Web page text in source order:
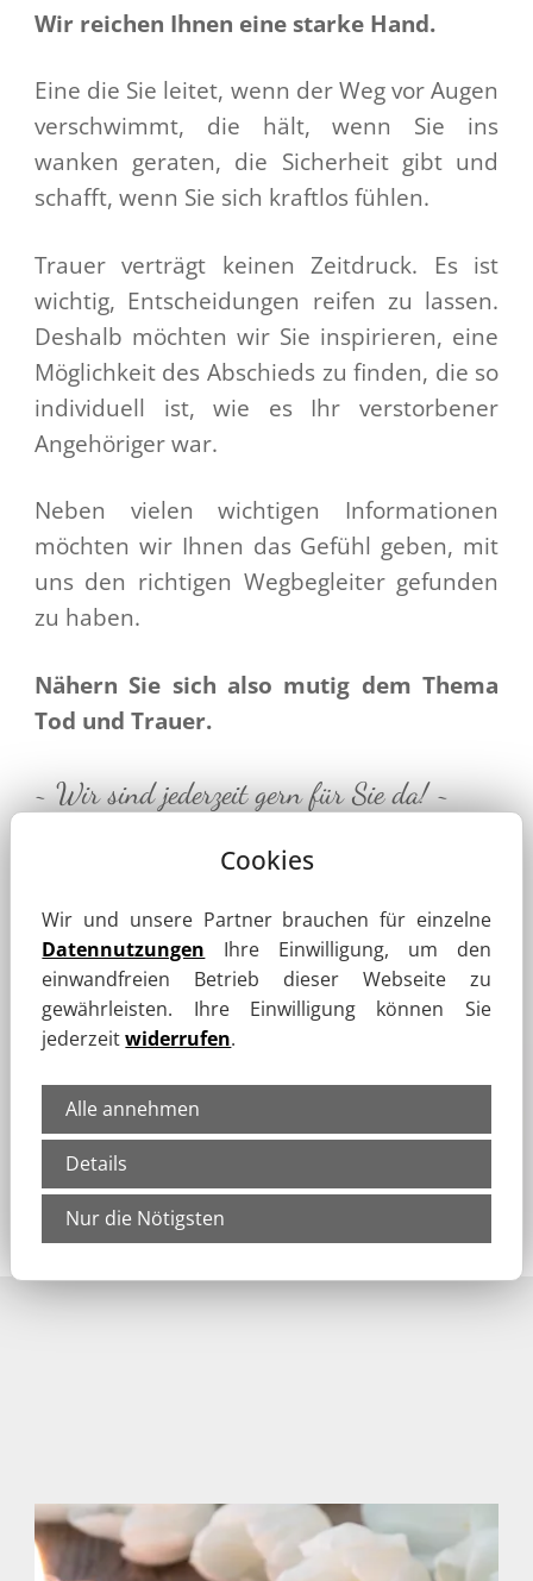
Wir reichen Ihnen eine starke Hand.
Eine die Sie leitet, wenn der Weg vor Augen
verschwimmt, die hält, wenn Sie ins
wanken geraten, die Sicherheit gibt und
schafft, wenn Sie sich kraftlos fühlen.
Trauer verträgt keinen Zeitdruck. Es ist
wichtig, Entscheidungen reifen zu lassen.
Deshalb möchten wir Sie inspirieren, eine
Möglichkeit des Abschieds zu finden, die so
individuell ist, wie es Ihr verstorbener
Angehöriger war.
Neben vielen wichtigen Informationen
möchten wir Ihnen das Gefühl geben, mit
uns den richtigen Wegbegleiter gefunden
zu haben.
Nähern Sie sich also mutig dem Thema
Tod und Trauer.
~ Wir sind jederzeit gern für Sie da! ~
Cookies
Wir und unsere Partner brauchen für einzelne
Datennutzungen Ihre Einwilligung, um den
einwandfreien Betrieb dieser Webseite zu
gewährleisten. Ihre Einwilligung können Sie
jederzeitwiderrufen.
Alle annehmen
Details
Nur die Nötigsten